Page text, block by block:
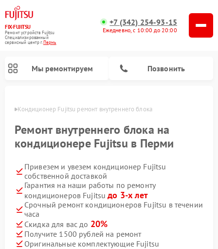
FIX-FUJITSU
Ремонт устройств Fujitsu
Специализированный
cервисный центр г.Пермь
+7 (342) 254-93-15
Ежедневно, с 10:00 до 20:00
Мы ремонтируем Позвонить
Кондиционер Fujitsu ремонт внутреннего блока
Ремонт внутреннего блока на
кондиционере Fujitsu в Перми
Привезем и увезем кондиционер Fujitsu
собственной доставкой
Гарантия на наши работы по ремонту
кондиционеров Fujitsuдо 3-х лет
Срочный ремонт кондиционеров Fujitsu в течении
часа
Скидка для вас до 20%
Получите 1500 рублей на ремонт
Оригинальные комплектующие Fujitsu